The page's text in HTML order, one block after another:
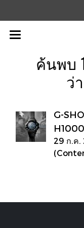
ค้นพบ
ว่
G-
H1000
29 ก.ค.